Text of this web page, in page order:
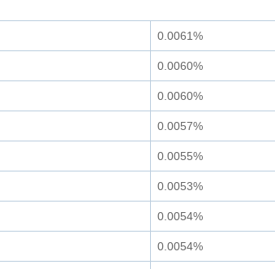
0.0061%
0.0060%
0.0060%
0.0057%
0.0055%
0.0053%
0.0054%
0.0054%